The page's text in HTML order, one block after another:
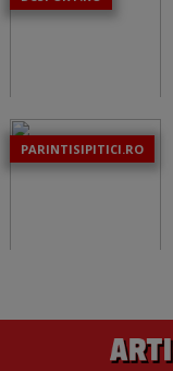
PARINTISIPITICI.RO